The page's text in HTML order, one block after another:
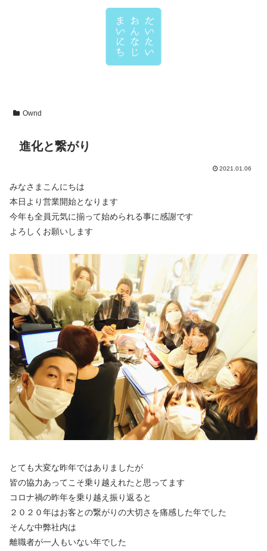
Ownd
進化と繋がり
2021.01.06
みなさまこんにちは
本日より営業開始となります
今年も全員元気に揃って始められる事に感謝です
よろしくお願いします
とても大変な昨年ではありましたが
皆の協力あってこそ乗り越えれたと思ってます
コロナ禍の昨年を乗り越え振り返ると
２０２０年はお客との繋がりの大切さを痛感した年でした
そんな中弊社内は
離職者が一人もいない年でした